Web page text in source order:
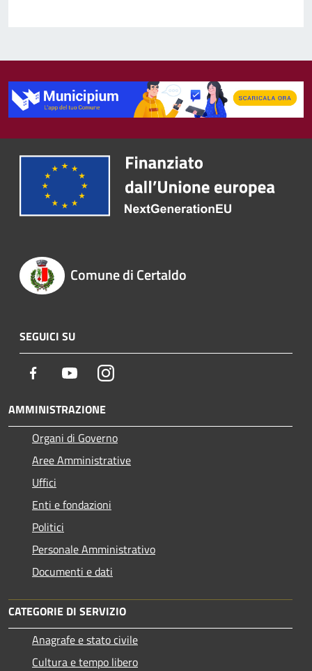
Comune di Certaldo
SEGUICI SU
Facebook YoutubeInstagram
AMMINISTRAZIONE
Organi di Governo
Aree Amministrative
Uffici
Enti e fondazioni
Politici
Personale Amministrativo
Documenti e dati
CATEGORIE DI SERVIZIO
Anagrafe e stato civile
Cultura e tempo libero